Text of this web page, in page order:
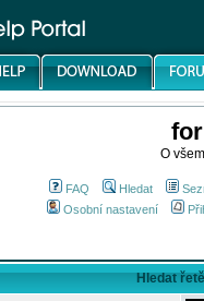
O
FAQ Hledat
Osobní nastavení
Hledat